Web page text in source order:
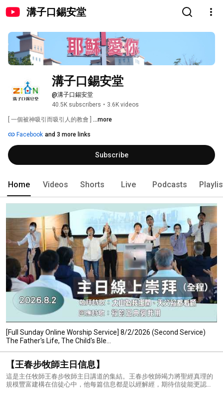
溝子口錫安堂
溝子口錫安堂
@溝子口錫安堂
40.5K subscribers • 3.6K videos
[ 一個被神吸引而吸引人的教會 ] ...more
Facebook and 3 more links
Subscribe
Home Videos Shorts Live Podcasts
[Full Sunday Online Worship Service] 8/2/2026 (Second Service)
The Father's Life, The Child's Ble...
【王春步牧師主日信息】
這是主任牧師王春步牧師主日講道的集結。王春步牧師竭力將聖經真理的
規模豐富建構在信徒心中，他每篇信息都是以經解經，期待信徒能更認識